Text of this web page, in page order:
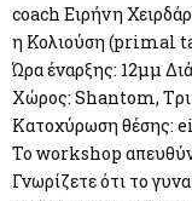
coach Ειρήνη
η Κολιούση (primal
Ώρα έναρξης: 12μμ
Xώρος: Shantom,
Κατοχύρωση θέσης:
Το workshop
Γνωρίζετε ότι το